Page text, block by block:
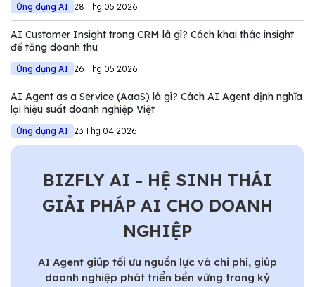
Ứng dụng AI 28 Thg 05 2026
AI Customer Insight trong CRM là gì? Cách khai thác insight
để tăng doanh thu
Ứng dụng AI 26 Thg 05 2026
AI Agent as a Service (AaaS) là gì? Cách AI Agent định nghĩa
lại hiệu suất doanh nghiệp Việt
Ứng dụng AI 23 Thg 04 2026
BIZFLY AI - HỆ SINH THÁI
GIẢI PHÁP AI CHO DOANH
NGHIỆP
AI Agent giúp tối ưu nguồn lực và chi phí, giúp
doanh nghiệp phát triển bền vững trong kỷ